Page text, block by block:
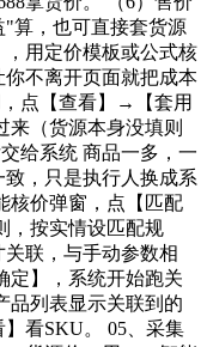
算，也可直接套货源
用定价模板或公式核
不离开页面就把成本
点【查看】→【套用
来（货源本身没填则
给系统 商品一多，一
，只是执行人换成系
核价弹窗，点【匹配
，按实情设匹配规
联，与手动参数相
定】，系统开始跑关
品列表显示关联到的
看SKU。 05、采集